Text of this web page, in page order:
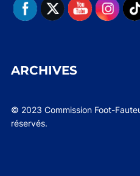
ARCHIVES
© 2023 Commission Foot-
réservés.